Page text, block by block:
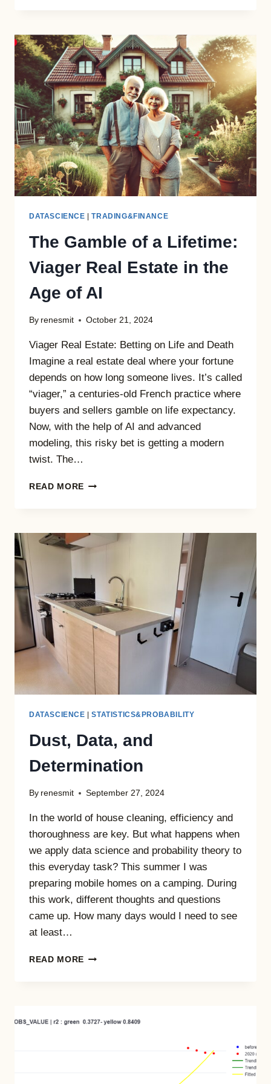
RIOOLWATERMETINGEN
EN
VACCINATIES
DATASCIENCE |TRADING&FINANCE
The Gamble of a Lifetime:
Viager Real Estate in the
Age of AI
By renesmit October 21, 2024
Viager Real Estate: Betting on Life and Death
Imagine a real estate deal where your fortune
depends on how long someone lives. It’s called
“viager,” a centuries-old French practice where
buyers and sellers gamble on life expectancy.
Now, with the help of AI and advanced
modeling, this risky bet is getting a modern
twist. The…
READ MORE THE
LIFETIME:
VIAGER
ESTATE
IN
THE
AGE
OF
AI
DATASCIENCE |STATISTICS&PROBABILITY
Dust, Data, and
Determination
By renesmit September 27, 2024
In the world of house cleaning, efficiency and
thoroughness are key. But what happens when
we apply data science and probability theory to
this everyday task? This summer I was
preparing mobile homes on a camping. During
this work, different thoughts and questions
came up. How many days would I need to see
at least…
READ MORE DUST,